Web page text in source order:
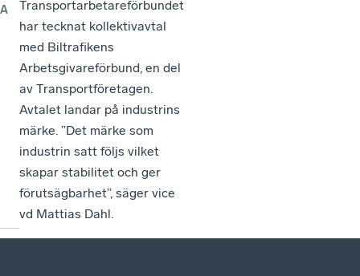
A
Transportarbetareförbundet
har tecknat kollektivavtal
med Biltrafikens
Arbetsgivareförbund, en del
av Transportföretagen.
Avtalet landar på industrins
märke. ”Det märke som
industrin satt följs vilket
skapar stabilitet och ger
förutsägbarhet”, säger vice
vd Mattias Dahl.